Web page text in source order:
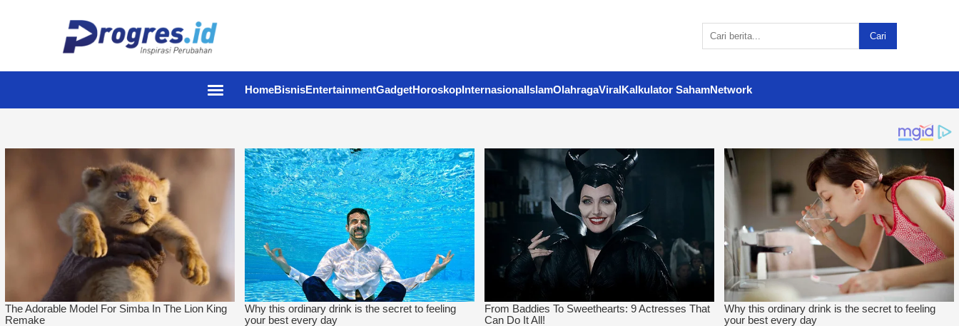
Cari
HomeBisnisEntertainmentGadgetHoroskopInternasionalIslamOlahragaViralKalkulator SahamNetwork